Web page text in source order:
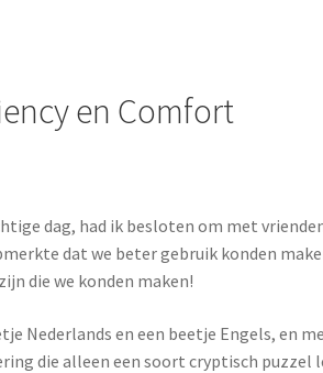
en Comfort
dag, had ik besloten om met
dat we beter gebruik konden
die we konden maken!
Nederlands en een beetje Engels, en
die alleen een soort cryptisch puzzel